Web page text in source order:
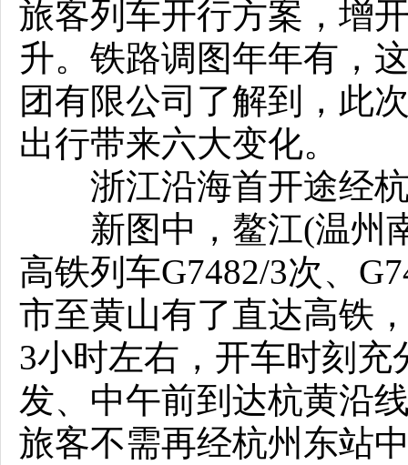
旅客列车开行方案，增
升。铁路调图年年有，
团有限公司了解到，此
出行带来六大变化。
浙江沿海首开途经杭
新图中，鳌江(温州南
高铁列车G7482/3次、
市至黄山有了直达高铁
3小时左右，开车时刻
发、中午前到达杭黄沿
旅客不需再经杭州东站